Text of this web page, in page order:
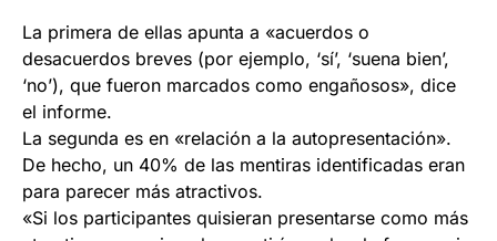
La primera de ellas apunta a «acuerdos o
desacuerdos breves (por ejemplo, ‘sí’, ‘suena bien’,
‘no’), que fueron marcados como engañosos», dice
el informe.
La segunda es en «relación a la autopresentación».
De hecho, un 40% de las mentiras identificadas eran
para parecer más atractivos.
«Si los participantes quisieran presentarse como más